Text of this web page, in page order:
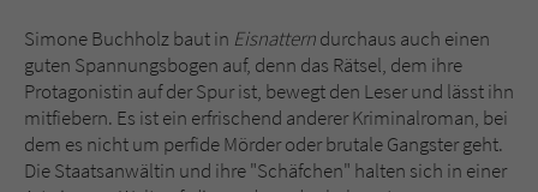
Simone Buchholz baut in Eisnatterndurchaus auch einen
guten Spannungsbogen auf, denn das Rätsel, dem ihre
Protagonistin auf der Spur ist, bewegt den Leser und lässt ihn
mitfiebern. Es ist ein erfrischend anderer Kriminalroman, bei
dem es nicht um perfide Mörder oder brutale Gangster geht.
Die Staatsanwältin und ihre "Schäfchen" halten sich in einer